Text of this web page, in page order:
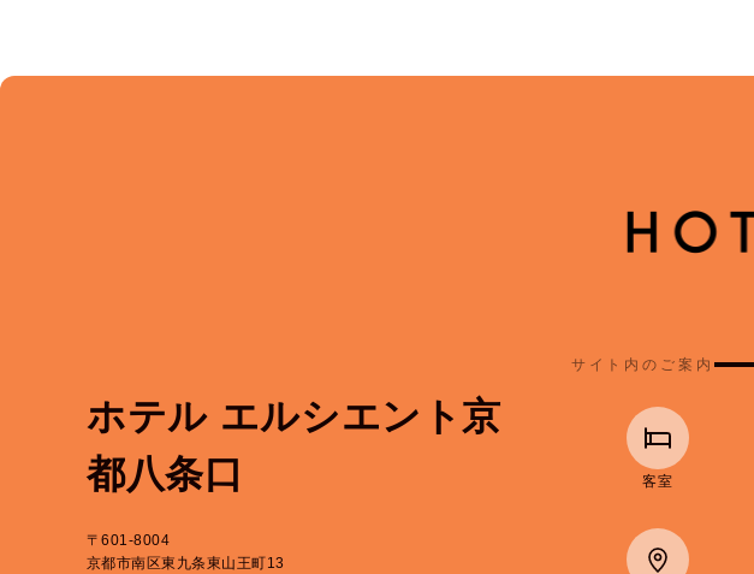
ホテル エルシエント京
都八条口
〒601-8004
京都市南区東九条東山王町13
サイト内のご案内
客室